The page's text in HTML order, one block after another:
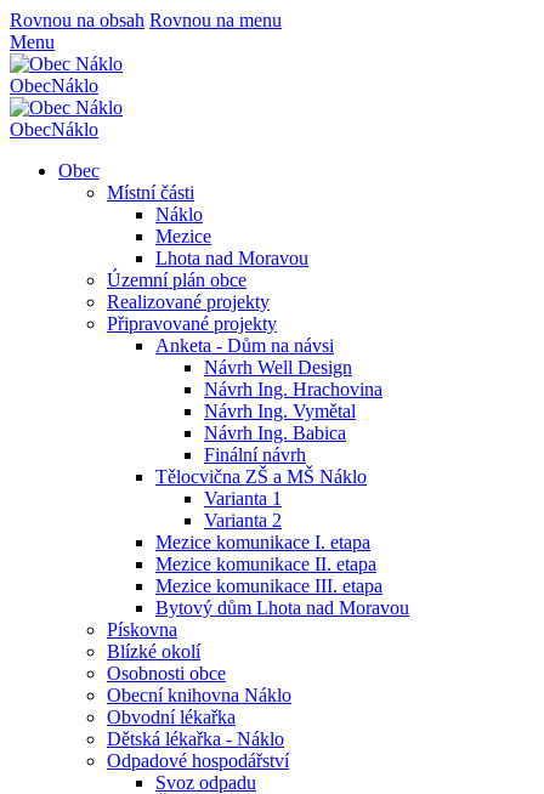
Rovnou na obsah Rovnou na menu
Menu
ObecNáklo
ObecNáklo
Obec
Místní části
Náklo
Mezice
Lhota nad Moravou
Územní plán obce
Realizované projekty
Připravované projekty
Anketa - Dům na návsi
Návrh Well Design
Návrh Ing. Hrachovina
Návrh Ing. Vymětal
Návrh Ing. Babica
Finální návrh
Tělocvična ZŠ a MŠ Náklo
Varianta 1
Varianta 2
Mezice komunikace I. etapa
Mezice komunikace II. etapa
Mezice komunikace III. etapa
Bytový dům Lhota nad Moravou
Pískovna
Blízké okolí
Osobnosti obce
Obecní knihovna Náklo
Obvodní lékařka
Dětská lékařka - Náklo
Odpadové hospodářství
Svoz odpadu